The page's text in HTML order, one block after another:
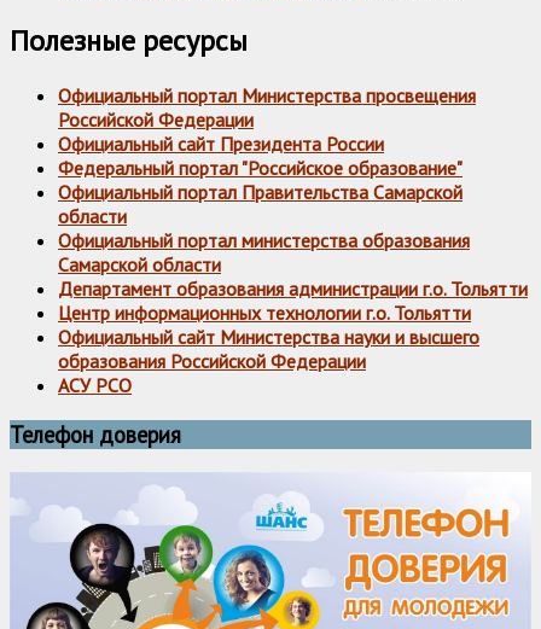
Полезные ресурсы
Официальный портал Министерства просвещения
Российской Федерации
Официальный сайт Президента России
Федеральный портал "Российское образование"
Официальный портал Правительства Самарской
области
Официальный портал министерства образования
Самарской области
Департамент образования администрации г.о. Тольятти
Центр информационных технологии г.о. Тольятти
Официальный сайт Министерства науки и высшего
образования Российской Федерации
АСУ РСО
Телефон доверия